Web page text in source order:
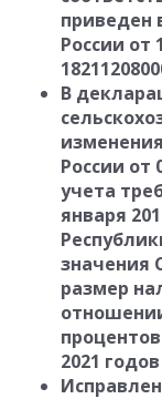
приведен
России от
В
России от
учета
января
значения
размер
2021